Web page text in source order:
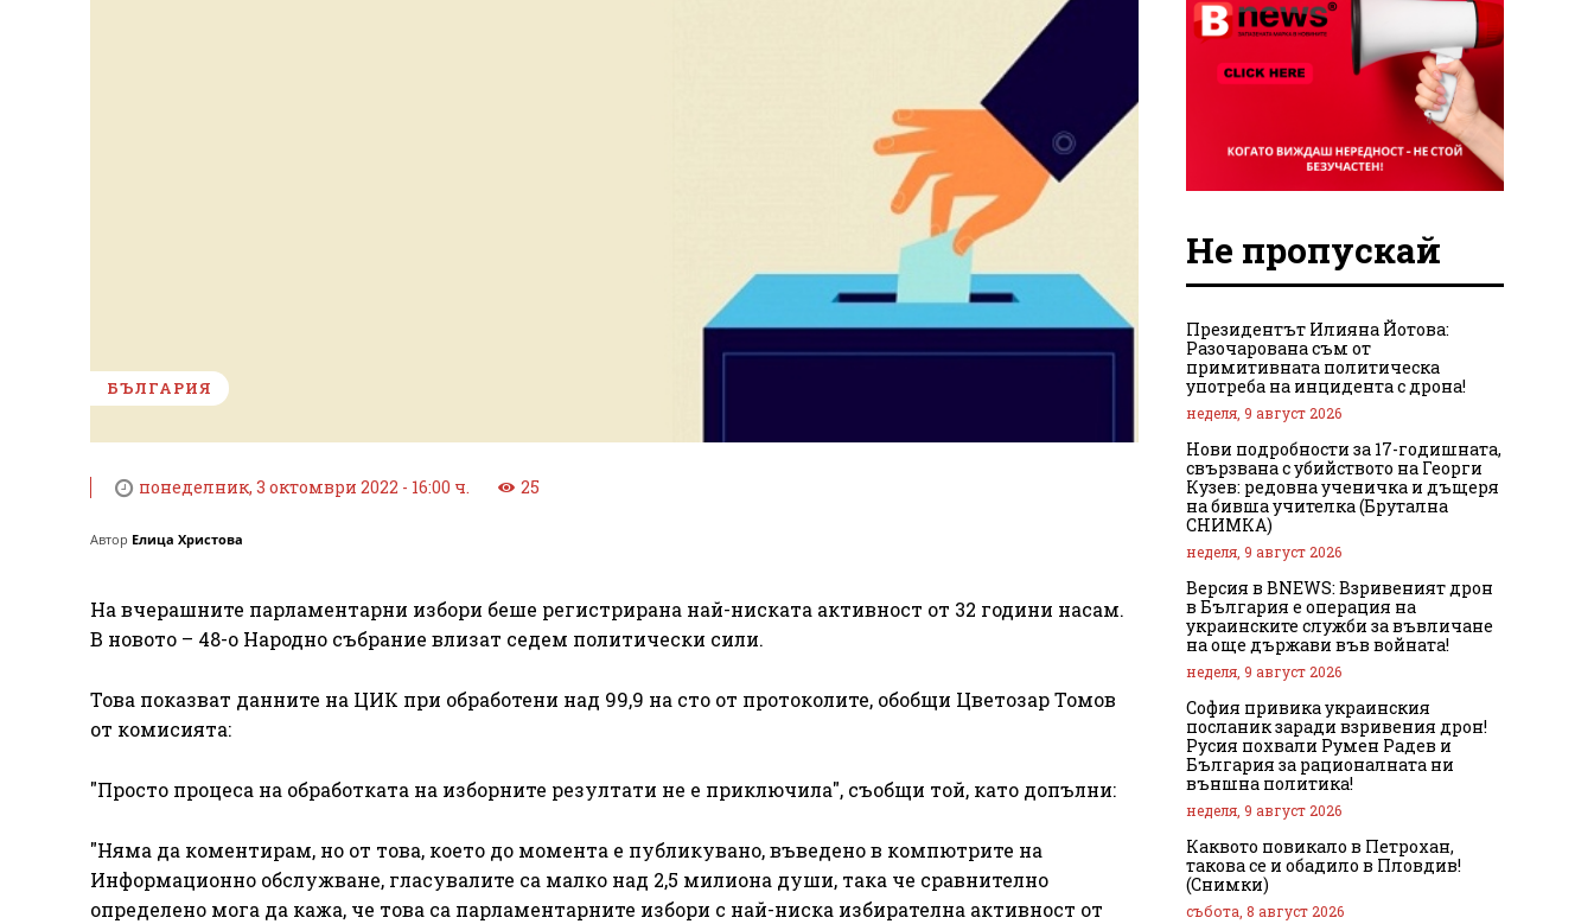
БЪЛГАРИЯ
понеделник, 3 октомври 2022 - 16:00 ч. 25
Автор Елица Христова
На вчерашните парламентарни избори беше регистрирана най-ниската активност от 32 години насам.
В новото – 48-о Народно събрание влизат седем политически сили.
Това показват данните на ЦИК при обработени над 99,9 на сто от протоколите, обобщи Цветозар Томов
от комисията:
"Просто процеса на обработката на изборните резултати не е приключила", съобщи той, като допълни:
"Няма да коментирам, но от това, което до момента е публикувано, въведено в компютрите на
Информационно обслужване, гласувалите са малко над 2,5 милиона души, така че сравнително
определено мога да кажа, че това са парламентарните избори с най-ниска избирателна активност от
Не пропускай
Президентът Илияна Йотова:
Разочарована съм от
примитивната политическа
употреба на инцидента с дрона!
неделя, 9 август 2026
Нови подробности за 17-годишната,
свързвана с убийството на Георги
Кузев: редовна ученичка и дъщеря
на бивша учителка (Брутална
СНИМКА)
неделя, 9 август 2026
Версия в BNEWS: Взривеният дрон
в България е операция на
украинските служби за въвличане
на още държави във войната!
неделя, 9 август 2026
София привика украинския
посланик заради взривения дрон!
Русия похвали Румен Радев и
България за рационалната ни
външна политика!
неделя, 9 август 2026
Каквото повикало в Петрохан,
такова се и обадило в Пловдив!
(Снимки)
събота, 8 август 2026